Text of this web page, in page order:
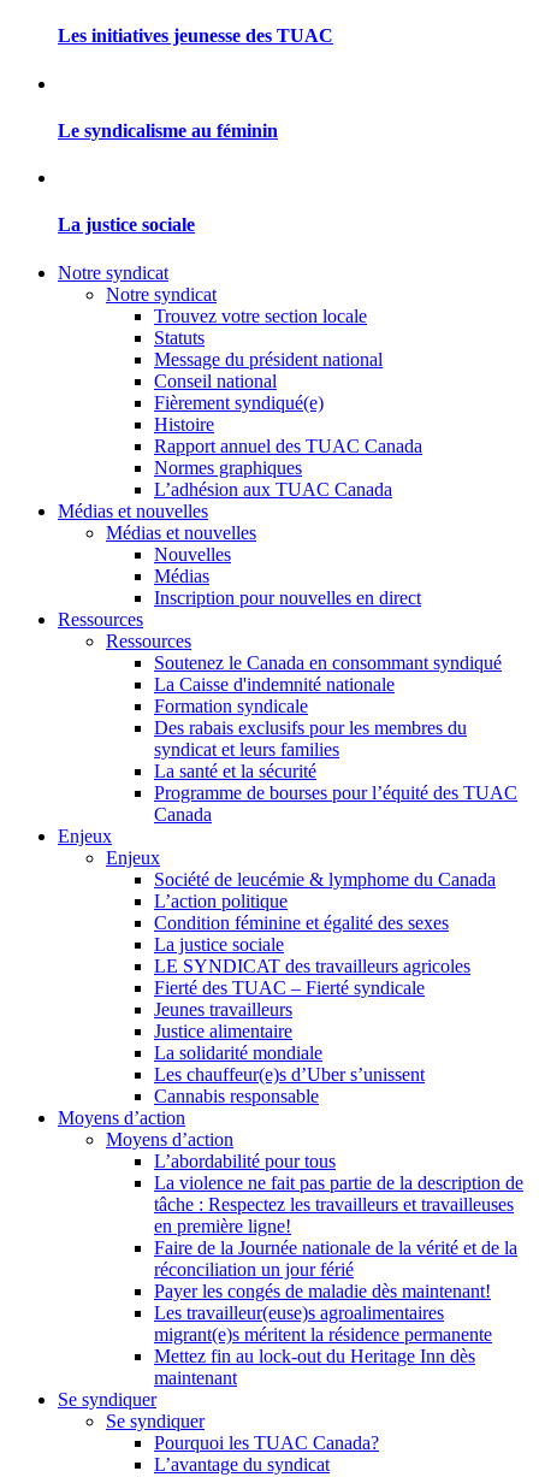
Les initiatives jeunesse des TUAC
Le syndicalisme au féminin
La justice sociale
Notre syndicat
Notre syndicat
Trouvez votre section locale
Statuts
Message du président national
Conseil national
Fièrement syndiqué(e)
Histoire
Rapport annuel des TUAC Canada
Normes graphiques
L’adhésion aux TUAC Canada
Médias et nouvelles
Médias et nouvelles
Nouvelles
Médias
Inscription pour nouvelles en direct
Ressources
Ressources
Soutenez le Canada en consommant syndiqué
La Caisse d'indemnité nationale
Formation syndicale
Des rabais exclusifs pour les membres du
syndicat et leurs families
La santé et la sécurité
Programme de bourses pour l’équité des TUAC
Canada
Enjeux
Enjeux
Société de leucémie & lymphome du Canada
L’action politique
Condition féminine et égalité des sexes
La justice sociale
LE SYNDICAT des travailleurs agricoles
Fierté des TUAC – Fierté syndicale
Jeunes travailleurs
Justice alimentaire
La solidarité mondiale
Les chauffeur(e)s d’Uber s’unissent
Cannabis responsable
Moyens d’action
Moyens d’action
L’abordabilité pour tous
La violence ne fait pas partie de la description de
tâche : Respectez les travailleurs et travailleuses
en première ligne!
Faire de la Journée nationale de la vérité et de la
réconciliation un jour férié
Payer les congés de maladie dès maintenant!
Les travailleur(euse)s agroalimentaires
migrant(e)s méritent la résidence permanente
Mettez fin au lock-out du Heritage Inn dès
maintenant
Se syndiquer
Se syndiquer
Pourquoi les TUAC Canada?
L’avantage du syndicat